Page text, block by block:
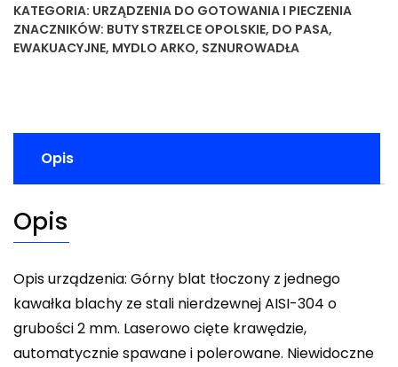
KATEGORIA: URZĄDZENIA DO GOTOWANIA I PIECZENIA
ZNACZNIKÓW: BUTY STRZELCE OPOLSKIE, DO PASA,
EWAKUACYJNE, MYDLO ARKO, SZNUROWADŁA
Opis
Opis
Opis urządzenia: Górny blat tłoczony z jednego
kawałka blachy ze stali nierdzewnej AISI-304 o
grubości 2 mm. Laserowo cięte krawędzie,
automatycznie spawane i polerowane. Niewidoczne